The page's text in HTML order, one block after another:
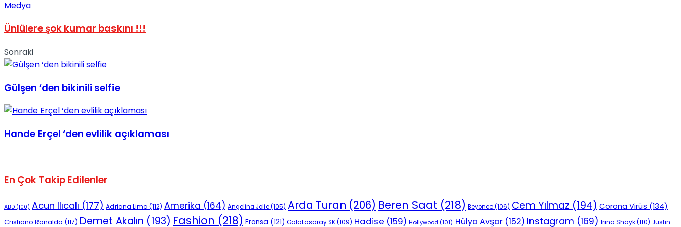
No Result
View All Result
Medya
Ünlülere şok kumar baskını !!!
Sonraki
Gülşen ‘den bikinili selfie
Hande Erçel ‘den evlilik açıklaması
En Çok Takip Edilenler
ABD (100) Acun Ilıcalı (177) Adriana Lima (112) Amerika (164) Angelina Jolie(105) Arda Turan (206) Beren Saat (218) Beyonce(106) Cem Yılmaz (194) Corona Virüs (134)
Cristiano Ronaldo (117) Demet Akalın (193) Fashion (218) Fransa (121) Galatasaray SK(109) Hadise (159) Hollywood (101) Hülya Avşar (152) Instagram (169) Irina Shayk(110) Justin